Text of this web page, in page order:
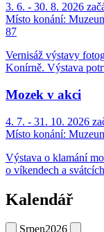
3. 6. - 30. 8. 2026
Místo konání:
87
Vernisáž výstavy
Konírně. Výstava
Mozek v akci
4. 7. - 31. 10. 2026
Místo konání:
Výstava o klamání
o víkendech a
Kalendář
Srpen2026